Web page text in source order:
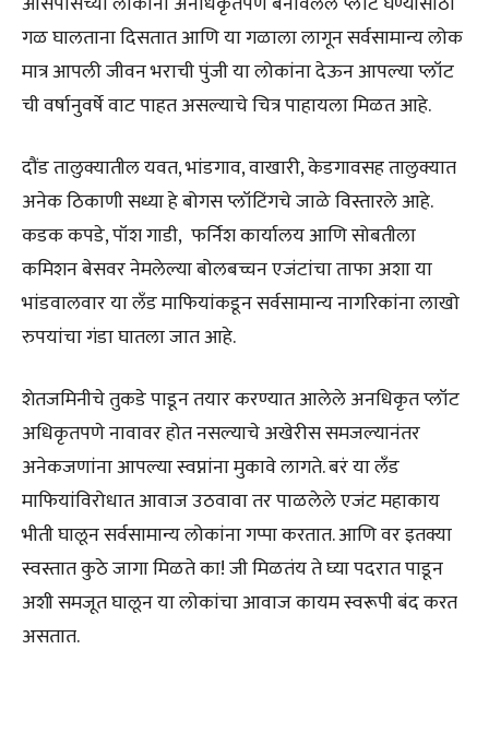
गळ घालताना दिसतात आणि या गळाला लागून सर्वसामान्य लोक
मात्र आपली जीवन भराची पुंजी या लोकांना देऊन आपल्या प्लॉट
ची वर्षानुवर्षे वाट पाहत असल्याचे चित्र पाहायला मिळत आहे.
दौंड तालुक्यातील यवत, भांडगाव, वाखारी, केडगावसह तालुक्यात
अनेक ठिकाणी सध्या हे बोगस प्लॉटिंगचे जाळे विस्तारले आहे.
कडक कपडे, पॉश गाडी, फर्निश कार्यालय आणि सोबतीला
कमिशन बेसवर नेमलेल्या बोलबच्चन एजंटांचा ताफा अशा या
भांडवालवार या लँड माफियांकडून सर्वसामान्य नागरिकांना लाखो
रुपयांचा गंडा घातला जात आहे.
शेतजमिनीचे तुकडे पाडून तयार करण्यात आलेले अनधिकृत प्लॉट
अधिकृतपणे नावावर होत नसल्याचे अखेरीस समजल्यानंतर
अनेकजणांना आपल्या स्वप्नांना मुकावे लागते. बरं या लँड
माफियांविरोधात आवाज उठवावा तर पाळलेले एजंट महाकाय
भीती घालून सर्वसामान्य लोकांना गप्पा करतात. आणि वर इतक्या
स्वस्तात कुठे जागा मिळते का! जी मिळतंय ते घ्या पदरात पाडून
अशी समजूत घालून या लोकांचा आवाज कायम स्वरूपी बंद करत
असतात.